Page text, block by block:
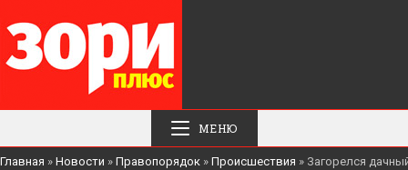
МЕНЮ
Главная » Новости » Правопорядок » Происшествия » Загорелся